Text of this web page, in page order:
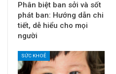
Phân biệt ban sởi và sốt
phát ban: Hướng dẫn chi
tiết, dễ hiểu cho mọi
người
SỨC KHOẺ